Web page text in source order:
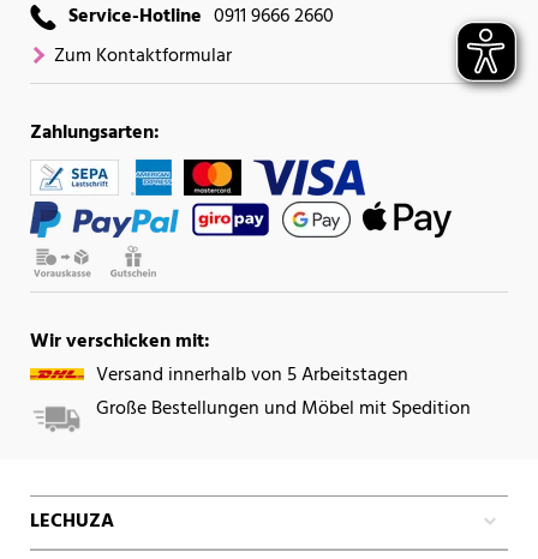
Service-Hotline 0911 9666 2660
Zum Kontaktformular
Zahlungsarten:
Wir verschicken mit:
Versand innerhalb von 5 Arbeitstagen
Große Bestellungen und Möbel mit Spedition
LECHUZA